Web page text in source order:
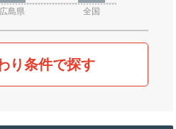
広島県 全国
り条件で探す